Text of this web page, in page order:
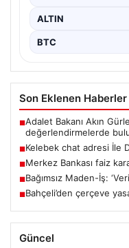
ALTIN
BTC
Son Eklenen Haberler
■Adalet Bakanı Akın
değerlendirmelerde
■Kelebek chat adresi İle
■Merkez Bankası faiz
■Bağımsız Maden-İş:
■Bahçeli’den çerçeve
Güncel